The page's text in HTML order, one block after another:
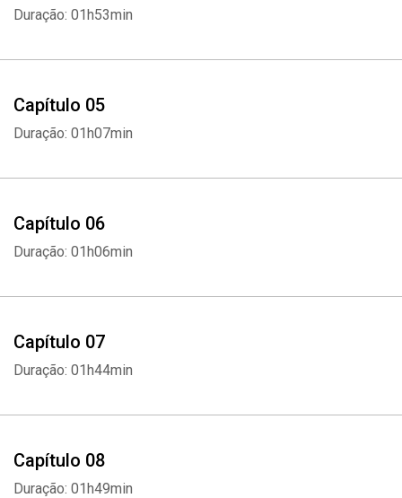
Duração: 01h53min
Capítulo 05
Duração: 01h07min
Capítulo 06
Duração: 01h06min
Capítulo 07
Duração: 01h44min
Capítulo 08
Duração: 01h49min